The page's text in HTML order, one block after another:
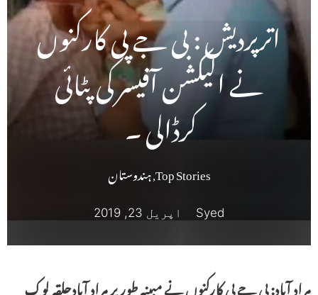
اترپردیش : بی جے پی کارکنوں
نے الیکشن آفیسر کی پٹائی
کرڈالی ۔
Top Stories
,ہندوستان
Syed اپریل 23, 2019
مراد آباد: بی جے پی کارکنوں نے مبینہ طور پر مراد آبادحلقہ لوک